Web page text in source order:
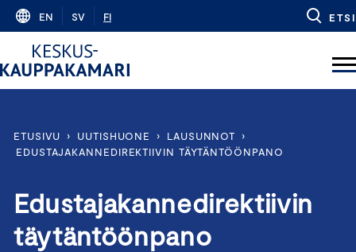
Skip
content
EN SV FI ETSI
ETUSIVU › UUTISHUONE › LAUSUNNOT
›
EDUSTAJAKANNEDIREKTIIVIN TÄYTÄNTÖÖNPANO
Edustajakannedirektiivin
täytäntöönpano